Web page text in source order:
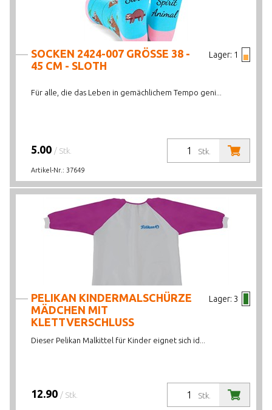
Lager: 1
SOCKEN 2424-007 GRÖSSE 38 -
45 CM - SLOTH
Für alle, die das Leben in gemächlichem Tempo geni...
Stk.
5.00 / Stk.
Artikel-Nr.: 37649
Lager: 3
PELIKAN KINDERMALSCHÜRZE
MÄDCHEN MIT
KLETTVERSCHLUSS
Dieser Pelikan Malkittel für Kinder eignet sich id...
Stk.
12.90 / Stk.